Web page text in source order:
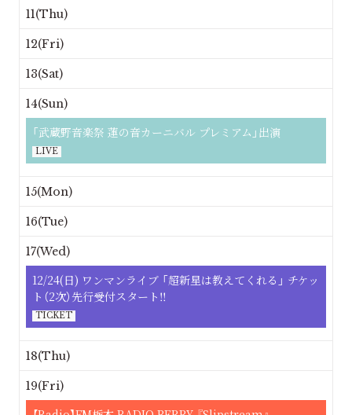
11(Thu)
12(Fri)
13(Sat)
14(Sun)
「武蔵野音楽祭 蓮の音カーニバル プレミアム」出演
LIVE
15(Mon)
16(Tue)
17(Wed)
12/24(日) ワンマンライブ 「超新星は教えてくれる」 チケッ
ト（2次）先行受付スタート‼
TICKET
18(Thu)
19(Fri)